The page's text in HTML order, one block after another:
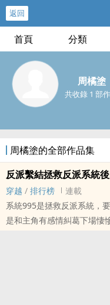
返回
首頁 分類
周橘塗
共收錄 1 部
周橘塗的全部作品集
反派繫結拯救反派系統
穿越 / 排行榜
連載
系統995是拯救反派系統
是和主角有感情糾葛下場